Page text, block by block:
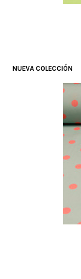
NUEVA COLECCIÓN